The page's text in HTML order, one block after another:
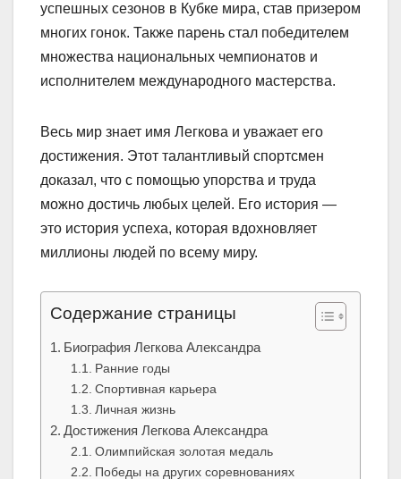
успешных сезонов в Кубке мира, став призером
многих гонок. Также парень стал победителем
множества национальных чемпионатов и
исполнителем международного мастерства.
Весь мир знает имя Легкова и уважает его
достижения. Этот талантливый спортсмен
доказал, что с помощью упорства и труда
можно достичь любых целей. Его история —
это история успеха, которая вдохновляет
миллионы людей по всему миру.
Содержание страницы
Биография Легкова Александра
Ранние годы
Спортивная карьера
Личная жизнь
Достижения Легкова Александра
Олимпийская золотая медаль
Победы на других соревнованиях